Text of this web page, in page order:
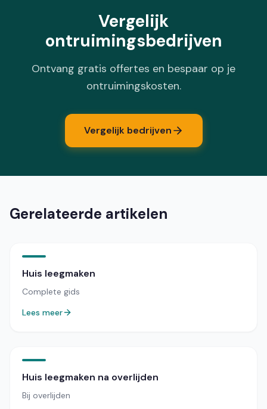
Vergelijk
ontruimingsbedrijven
Ontvang gratis offertes en bespaar op je
ontruimingskosten.
Vergelijk bedrijven
Gerelateerde artikelen
Huis leegmaken
Complete gids
Lees meer
Huis leegmaken na overlijden
Bij overlijden